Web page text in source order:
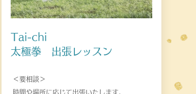
Tai-chi
​太極拳 出張レッスン
＜要相談＞
時間や場所に応じて出張いたします。